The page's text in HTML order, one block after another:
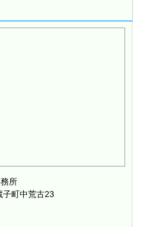
所
子町中荒古23